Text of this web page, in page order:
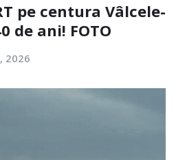
pe centura Vâlcele-
de ani! FOTO
2026